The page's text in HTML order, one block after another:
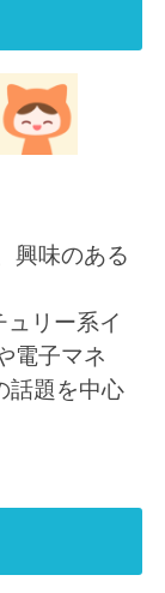
興味のある
リー系イ
電子マネ
話題を中心